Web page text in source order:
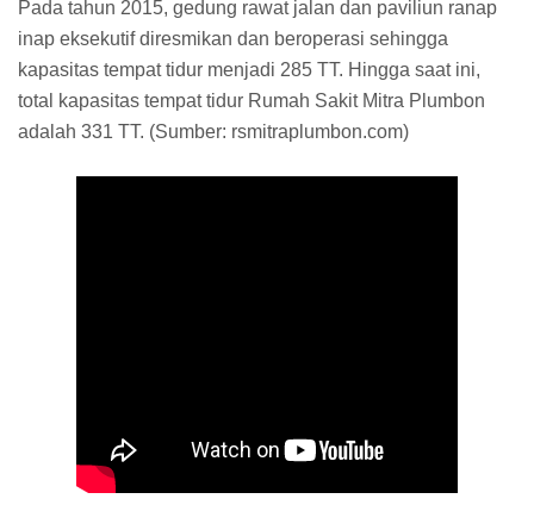
Pada tahun 2015, gedung rawat jalan dan paviliun ranap
inap eksekutif diresmikan dan beroperasi sehingga
kapasitas tempat tidur menjadi 285 TT. Hingga saat ini,
total kapasitas tempat tidur Rumah Sakit Mitra Plumbon
adalah 331 TT. (Sumber: rsmitraplumbon.com)